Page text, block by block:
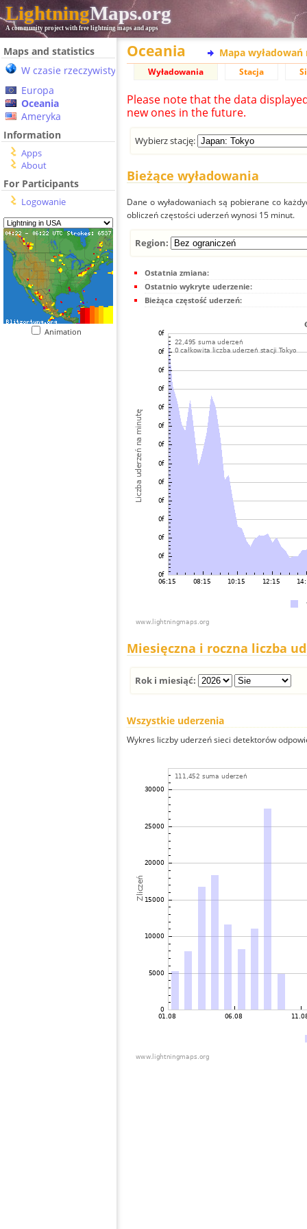
LightningMaps.org
A community project with free lightning maps and apps
Maps and statistics
W czasie rzeczywistym
Europa
Oceania
Ameryka
Information
Apps
About
For Participants
Logowanie
Animation
Oceania Mapa wyładowań
Wyładowania Stacja
Please note that the data
new ones in the future.
Wybierz stację:
Bieżące wyładowania
Dane o wyładowaniach są pobierane co
obliczeń częstości uderzeń wynosi 15 minut.
Region:
Ostatnia zmiana:
Ostatnio wykryte uderzenie:
Bieżąca częstość uderzeń:
Miesięczna i roczna liczba
Rok i miesiąć:
Wszystkie uderzenia
Wykres liczby uderzeń sieci detektorów